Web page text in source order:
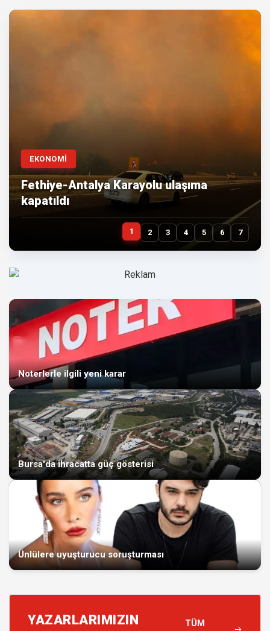
EKONOMİ
Fethiye-Antalya Karayolu ulaşıma
kapatıldı
1 2 3 4 5 6 7
Noterlerle ilgili yeni karar
Bursa'da ihracatta güç gösterisi
Ünlülere uyuşturucu soruşturması
YAZARLARIMIZIN
TÜM